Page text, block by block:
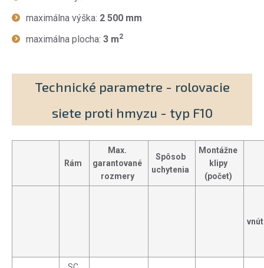
maximálna výška: 2 500 mm
maximálna plocha: 3 m2
Technické parametre - rolovacie
siete proti hmyzu - typ F10
Rám
Max.
garantované
rozmery
Spôsob
uchytenia
Montážne
klipy
(počet)